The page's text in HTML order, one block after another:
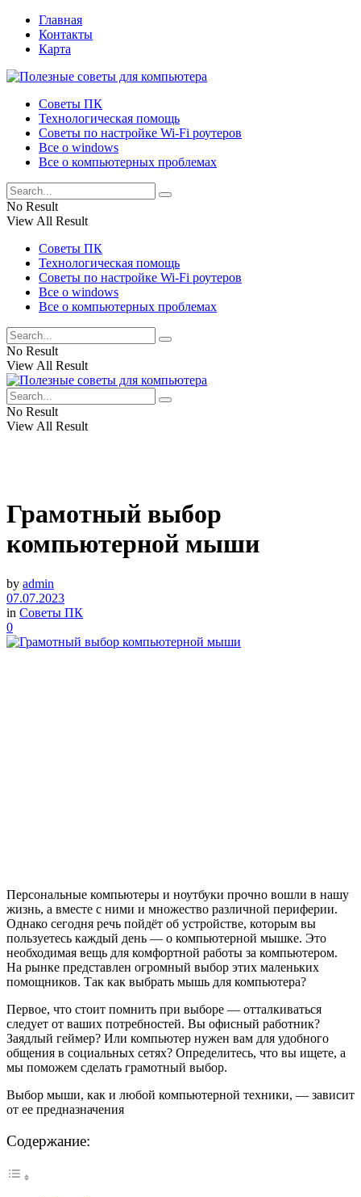
Главная
Контакты
Карта
Советы ПК
Технологическая помощь
Советы по настройке Wi-Fi роутеров
Все о windows
Все о компьютерных проблемах
No Result
View All Result
Советы ПК
Технологическая помощь
Советы по настройке Wi-Fi роутеров
Все о windows
Все о компьютерных проблемах
No Result
View All Result
No Result
View All Result
Грамотный выбор
компьютерной мыши
by admin
07.07.2023
in Советы ПК
0
Персональные компьютеры и ноутбуки прочно вошли в нашу
жизнь, а вместе с ними и множество различной периферии.
Однако сегодня речь пойдёт об устройстве, которым вы
пользуетесь каждый день — о компьютерной мышке. Это
необходимая вещь для комфортной работы за компьютером.
На рынке представлен огромный выбор этих маленьких
помощников. Так как выбрать мышь для компьютера?
Первое, что стоит помнить при выборе — отталкиваться
следует от ваших потребностей. Вы офисный работник?
Заядлый геймер? Или компьютер нужен вам для удобного
общения в социальных сетях? Определитесь, что вы ищете, а
мы поможем сделать грамотный выбор.
Выбор мыши, как и любой компьютерной техники, — зависит
от ее предназначения
Содержание: